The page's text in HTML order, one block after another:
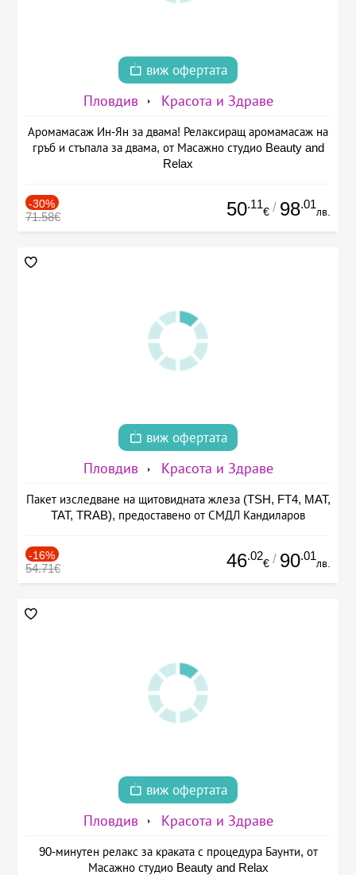
виж офертата
Пловдив Красота и Здраве
Аромамасаж Ин-Ян за двама! Релаксиращ аромамасаж на
гръб и стъпала за двама, от Масажно студио Beauty and
Relax
-30%
71.58€ 50.11
€ / 98.01
лв.
виж офертата
Пловдив Красота и Здраве
Пакет изследване на щитовидната жлеза (TSH, FT4, MAT,
TAT, TRAB), предоставено от СМДЛ Кандиларов
-16%
54.71€ 46.02
€ / 90.01
лв.
виж офертата
Пловдив Красота и Здраве
90-минутен релакс за краката с процедура Баунти, от
Масажно студио Beauty and Relax